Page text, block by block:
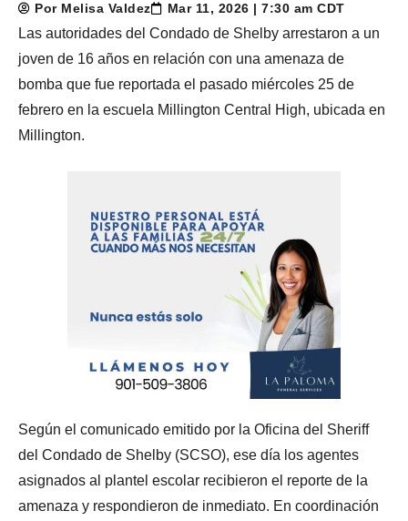
Por Melisa Valdez Mar 11, 2026 | 7:30 am CDT
Las autoridades del Condado de Shelby arrestaron a un
joven de 16 años en relación con una amenaza de
bomba que fue reportada el pasado miércoles 25 de
febrero en la escuela Millington Central High, ubicada en
Millington.
Según el comunicado emitido por la Oficina del Sheriff
del Condado de Shelby (SCSO), ese día los agentes
asignados al plantel escolar recibieron el reporte de la
amenaza y respondieron de inmediato. En coordinación